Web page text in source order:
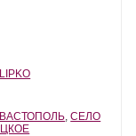
,СЕЛО